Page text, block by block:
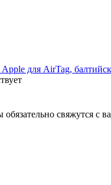
Apple для AirTag,
свяжутся с